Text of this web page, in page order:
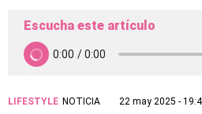
Escucha este artículo
LIFESTYLE NOTICIA
22 may 2025 -